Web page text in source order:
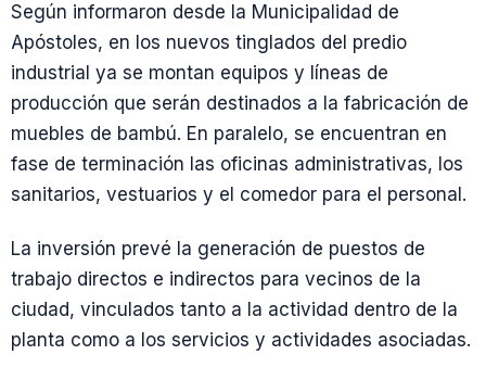
Según informaron desde la Municipalidad de
Apóstoles, en los nuevos tinglados del predio
industrial ya se montan equipos y líneas de
producción que serán destinados a la fabricación de
muebles de bambú. En paralelo, se encuentran en
fase de terminación las oficinas administrativas, los
sanitarios, vestuarios y el comedor para el personal.
La inversión prevé la generación de puestos de
trabajo directos e indirectos para vecinos de la
ciudad, vinculados tanto a la actividad dentro de la
planta como a los servicios y actividades asociadas.